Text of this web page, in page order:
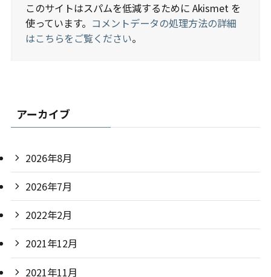
このサイトはスパムを低減するために Akismet を
使っています。 コメントデータの処理方法の詳細
はこちらをご覧ください。
アーカイブ
2026年8月
2026年7月
2022年2月
2021年12月
2021年11月